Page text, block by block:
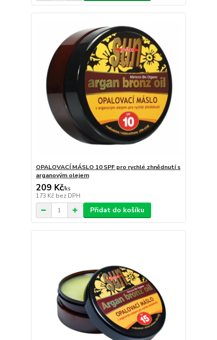
OPALOVACÍ MÁSLO 10 SPF pro rychlé zhnědnutí s
arganovým olejem
209 Kč/ks
173 Kč bez DPH
Přidat do košíku